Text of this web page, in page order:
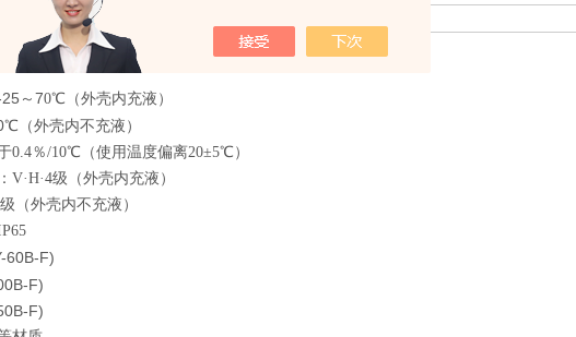
B
～ 70℃（外壳内充液）
℃ （外壳内不充液）
0.4％/10℃（使用温度偏离20±5℃）
V·H·4级（外壳内充液）
级（外壳内不充液）
F)
F)
F)